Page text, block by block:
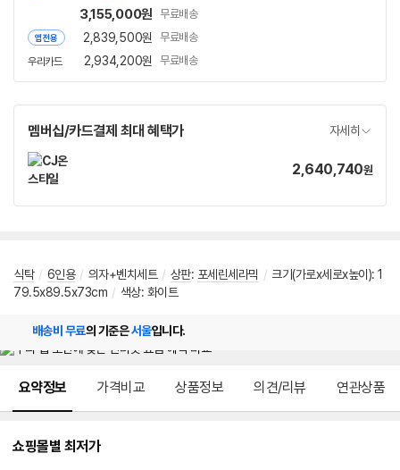
3,155,000원 무료배송
앱전용 2,839,500원 무료배송
우리카드 2,934,200원 무료배송
멤버십/카드결제 최대 혜택가 자세히
가
2,640,740원
식탁 / 6인용 / 의자+벤치세트 / 상판: 포세린세라믹 / 크기(가로x세로x높이): 1
79.5x89.5x73cm / 색상: 화이트
배송비 무료의 기준은서울입니다.
요약정보 가격비교 상품정보 의견/리뷰 연관상품
쇼핑몰별 최저가